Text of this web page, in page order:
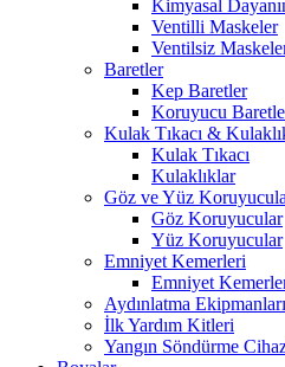
Kimyasal
Ventilli Maskeler
Ventilsiz
Baretler
Kep Baretler
Koruyucu
Kulak Tıkacı &
Kulak Tıkacı
Kulaklıklar
Göz ve Yüz
Göz Koruyucular
Yüz Koruyucular
Emniyet Kemerleri
Emniyet
Aydınlatma Ekipmanları
İlk Yardım Kitleri
Yangın Söndürme